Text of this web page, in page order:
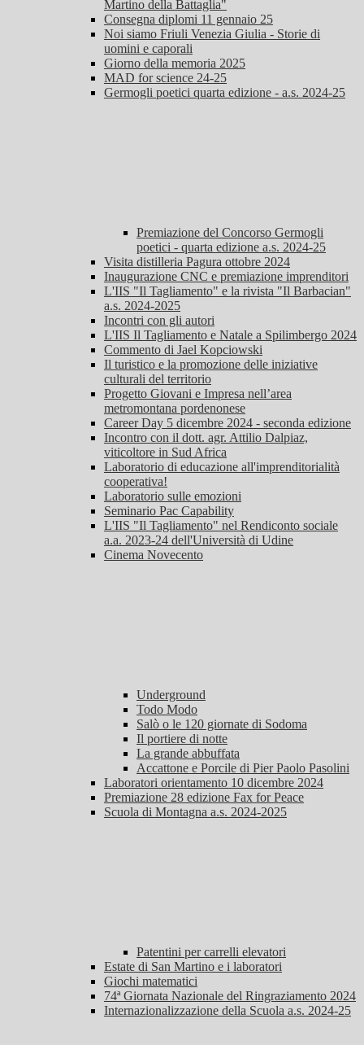
Martino della Battaglia"
Consegna diplomi 11 gennaio 25
Noi siamo Friuli Venezia Giulia - Storie di
uomini e caporali
Giorno della memoria 2025
MAD for science 24-25
Germogli poetici quarta edizione - a.s. 2024-25
Premiazione del Concorso Germogli
poetici - quarta edizione a.s. 2024-25
Visita distilleria Pagura ottobre 2024
Inaugurazione CNC e premiazione imprenditori
L'IIS "Il Tagliamento" e la rivista "Il Barbacian"
a.s. 2024-2025
Incontri con gli autori
L'IIS Il Tagliamento e Natale a Spilimbergo 2024
Commento di Jael Kopciowski
Il turistico e la promozione delle iniziative
culturali del territorio
Progetto Giovani e Impresa nell’area
metromontana pordenonese
Career Day 5 dicembre 2024 - seconda edizione
Incontro con il dott. agr. Attilio Dalpiaz,
viticoltore in Sud Africa
Laboratorio di educazione all'imprenditorialità
cooperativa!
Laboratorio sulle emozioni
Seminario Pac Capability
L'IIS "Il Tagliamento" nel Rendiconto sociale
a.a. 2023-24 dell'Università di Udine
Cinema Novecento
Underground
Todo Modo
Salò o le 120 giornate di Sodoma
Il portiere di notte
La grande abbuffata
Accattone e Porcile di Pier Paolo Pasolini
Laboratori orientamento 10 dicembre 2024
Premiazione 28 edizione Fax for Peace
Scuola di Montagna a.s. 2024-2025
Patentini per carrelli elevatori
Estate di San Martino e i laboratori
Giochi matematici
74ª Giornata Nazionale del Ringraziamento 2024
Internazionalizzazione della Scuola a.s. 2024-25